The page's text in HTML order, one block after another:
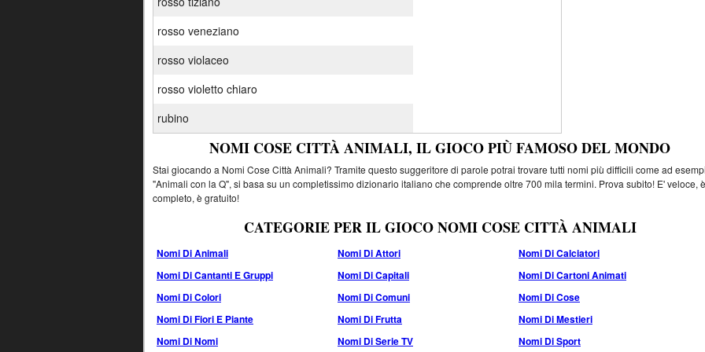
rosso veneziano
rosso violaceo
rosso violetto chiaro
rubino
NOMI COSE CITTÀ ANIMALI, IL GIOCO PIÙ FAMOSO DEL MONDO
Stai giocando a Nomi Cose Città Animali? Tramite questo suggeritore di parole potrai trovare tutti nomi più difficili come ad
"Animali con la Q", si basa su un completissimo dizionario italiano che comprende oltre 700 mila termini. Prova subito! E' veloce, è
completo, è gratuito!
CATEGORIE PER IL GIOCO NOMI COSE CITTÀ ANIMALI
Nomi Di Animali Nomi Di Attori
Nomi Di Calciatori
Nomi Di Cantanti E Gruppi
Nomi Di Capitali
Nomi Di Cartoni Animati
Nomi Di Colori
Nomi Di Comuni
Nomi Di Cose
Nomi Di Fiori E Piante
Nomi Di Frutta
Nomi Di Mestieri
Nomi Di Nomi
Nomi Di Serie TV Nomi Di Sport